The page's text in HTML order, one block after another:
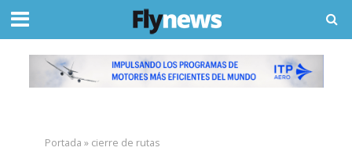
Portada » cierre de rutas